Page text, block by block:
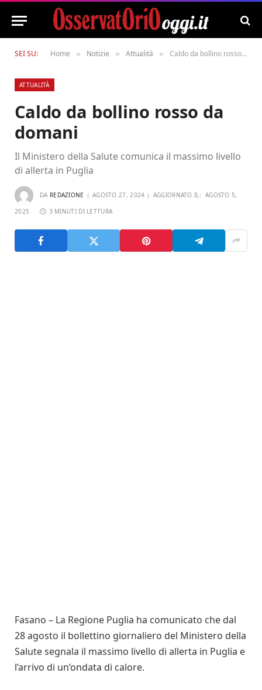
SEI SU: Home » Notizie » Attualità » Caldo da bollino rosso da domani
ATTUALITÀ
Caldo da bollino rosso da
domani
Il Ministero della Salute comunica il massimo livello
di allerta in Puglia
DA REDAZIONE AGOSTO 27, 2024 AGGIORNATO IL: AGOSTO 5,
2025 3 MINUTI DI LETTURA
Fasano – La Regione Puglia ha comunicato che dal
28 agosto il bollettino giornaliero del Ministero della
Salute segnala il massimo livello di allerta in Puglia e
l’arrivo di un’ondata di calore.